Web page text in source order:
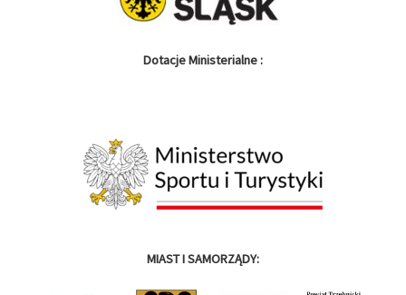
Dotacje Ministerialne :
MIAST I SAMORZĄDY: